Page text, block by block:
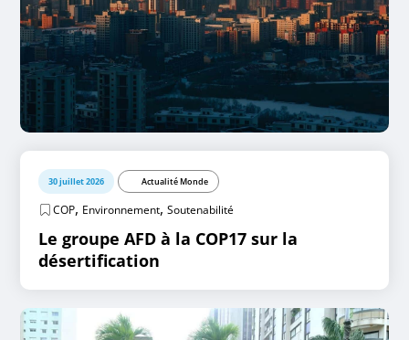
30 juillet 2026 Actualité Monde
COP, Environnement,Soutenabilité
Le groupe AFD à la COP17 sur la
désertification